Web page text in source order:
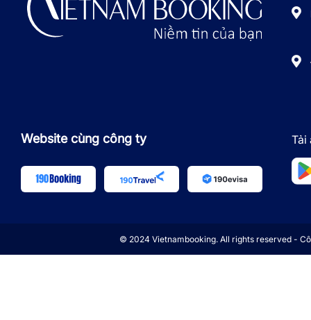
Website cùng công ty Tải
© 2024 Vietnambooking. All rights reserved -